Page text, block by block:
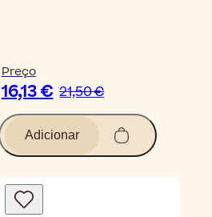
Preço
16,13 € 21,50 €
Adicionar